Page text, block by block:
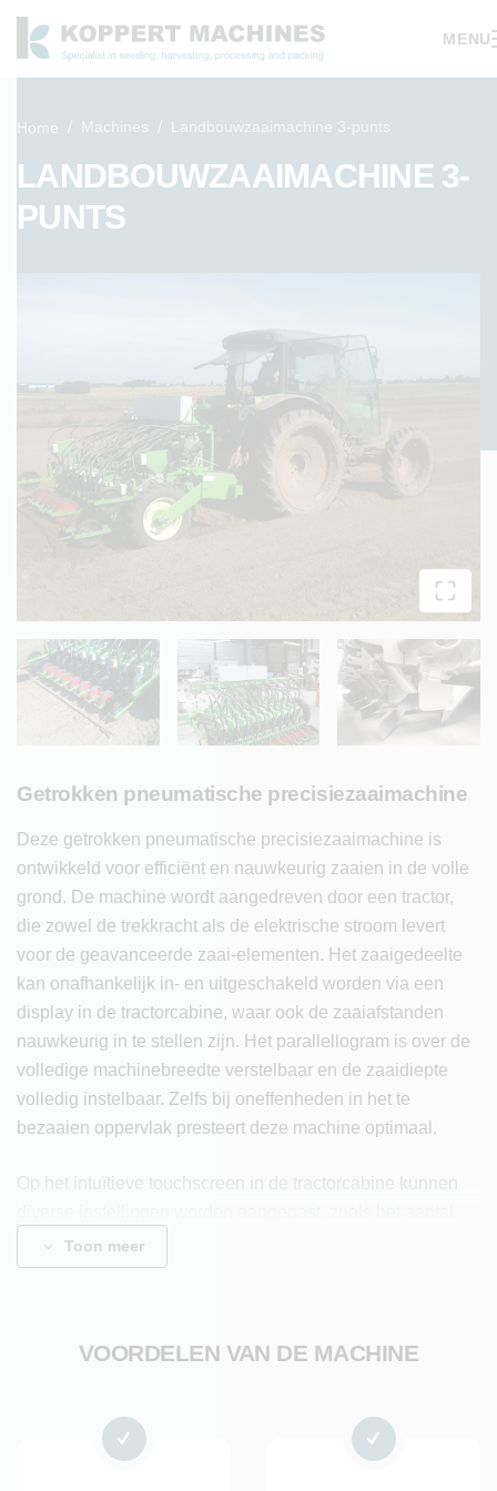
MENU
Home Machines Landbouwzaaimachine 3-punts
LANDBOUWZAAIMACHINE 3-
PUNTS
Getrokken pneumatische precisiezaaimachine
Deze getrokken pneumatische precisiezaaimachine is
ontwikkeld voor efficiënt en nauwkeurig zaaien in de volle
grond. De machine wordt aangedreven door een tractor,
die zowel de trekkracht als de elektrische stroom levert
voor de geavanceerde zaai-elementen. Het zaaigedeelte
kan onafhankelijk in- en uitgeschakeld worden via een
display in de tractorcabine, waar ook de zaaiafstanden
nauwkeurig in te stellen zijn. Het parallellogram is over de
volledige machinebreedte verstelbaar en de zaaidiepte
volledig instelbaar. Zelfs bij oneffenheden in het te
bezaaien oppervlak presteert deze machine optimaal.
Op het intuïtieve touchscreen in de tractorcabine kunnen
zaden per hectare of per vierkante meter, afzonderlijke
instellingen per zaai-element en het gelijktijdig stilleggen
relevante data zoals zaaiafstanden, hectares, vierkante
enkele als dubbele parallellogrammen voor extra
veelzijdigheid en bereikt een capaciteit van 1000 m² per
Toon meer
VOORDELEN VAN DE MACHINE